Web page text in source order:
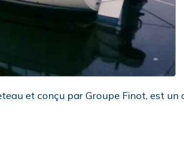
et conçu par Groupe Finot, est un